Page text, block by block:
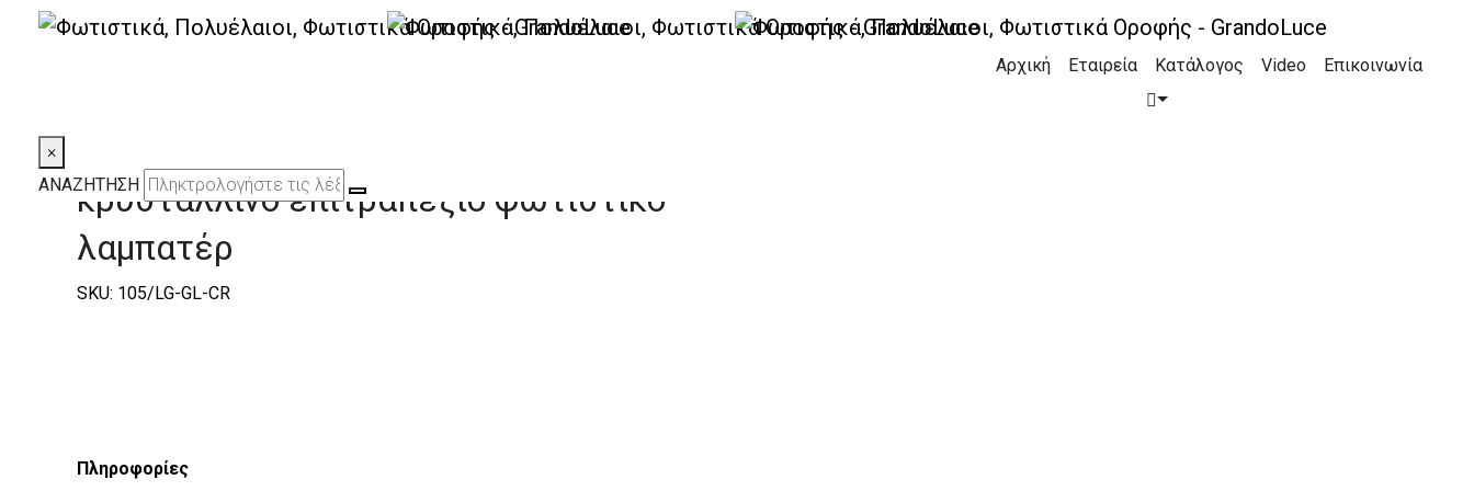
Αρχική Εταιρεία Κατάλογος Video Επικοινωνία
×
ΑΝΑΖΗΤΗΣΗ
|Elite| Mirsini|Mirsini Φωτιστικά Επιτραπέζια-Πορτατίφ Elite
κρυστάλλινο επιτραπέζιο φωτιστικό
λαμπατέρ
SKU: 105/LG-GL-CR
Πληροφορίες